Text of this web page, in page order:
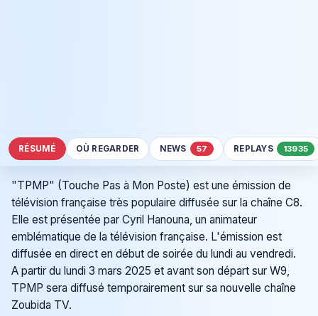
RÉSUMÉ OÙ REGARDER NEWS 57 REPLAYS 13935
"TPMP" (Touche Pas à Mon Poste) est une émission de
télévision française très populaire diffusée sur la chaîne C8.
Elle est présentée par Cyril Hanouna, un animateur
emblématique de la télévision française. L'émission est
diffusée en direct en début de soirée du lundi au vendredi.
A partir du lundi 3 mars 2025 et avant son départ sur W9,
TPMP sera diffusé temporairement sur sa nouvelle chaîne
Zoubida TV.